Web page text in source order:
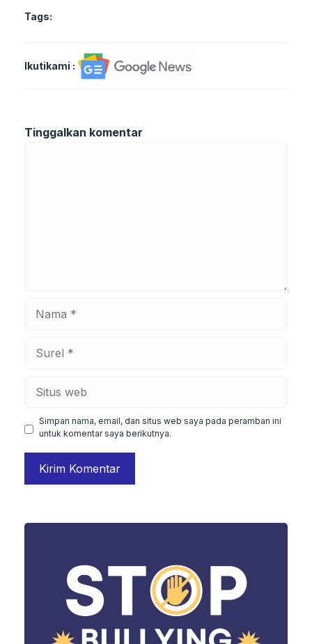
Tags:
Ikutikami :
Tinggalkan komentar
Simpan nama, email, dan situs web saya pada peramban ini
untuk komentar saya berikutnya.